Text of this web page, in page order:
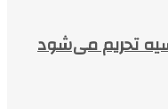
تحریم می‌شود